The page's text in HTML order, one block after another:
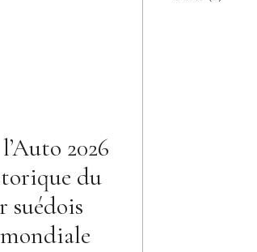
2026
du
suédois